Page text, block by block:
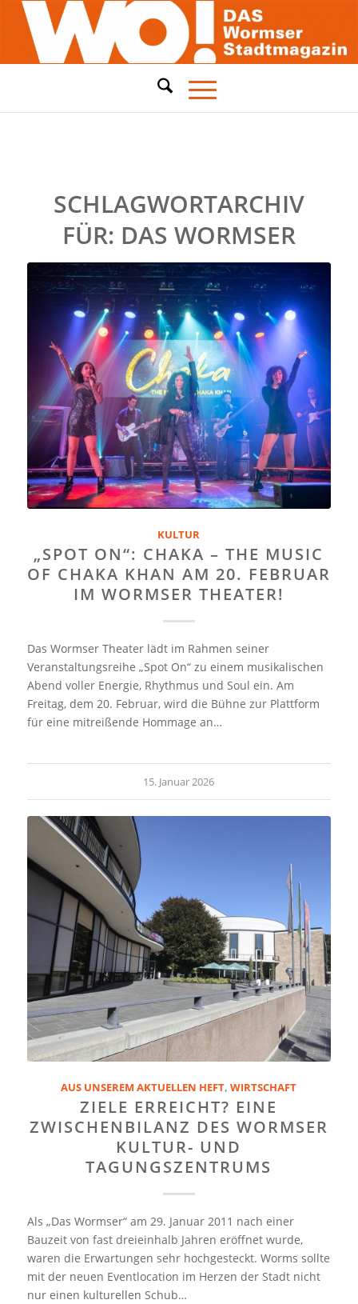
SCHLAGWORTARCHIV
FÜR: DAS WORMSER
KULTUR
„SPOT ON“: CHAKA – THE MUSIC
OF CHAKA KHAN AM 20. FEBRUAR
IM WORMSER THEATER!
Das Wormser Theater lädt im Rahmen seiner
Veranstaltungsreihe „Spot On“ zu einem musikalischen
Abend voller Energie, Rhythmus und Soul ein. Am
Freitag, dem 20. Februar, wird die Bühne zur Plattform
für eine mitreißende Hommage an…
15. Januar 2026
AUS UNSEREM AKTUELLEN HEFT,WIRTSCHAFT
ZIELE ERREICHT? EINE
ZWISCHENBILANZ DES WORMSER
KULTUR- UND
TAGUNGSZENTRUMS
Als „Das Wormser“ am 29. Januar 2011 nach einer
Bauzeit von fast dreieinhalb Jahren eröffnet wurde,
waren die Erwartungen sehr hochgesteckt. Worms sollte
mit der neuen Eventlocation im Herzen der Stadt nicht
nur einen kulturellen Schub…